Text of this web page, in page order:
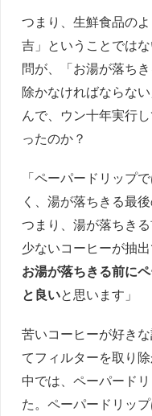
つまり、生鮮食品の
吉」ということでは
問が、「お湯が落ち
除かなければならな
んで、ウン十年実行
ったのか？
「ペーパードリップ
く、湯が落ちきる最
つまり、湯が落ちき
少ないコーヒーが抽
お湯が落ちきる前に
と良いと思います」
苦いコーヒーが好き
てフィルターを取り
中では、ペーパード
た。ペーパードリッ